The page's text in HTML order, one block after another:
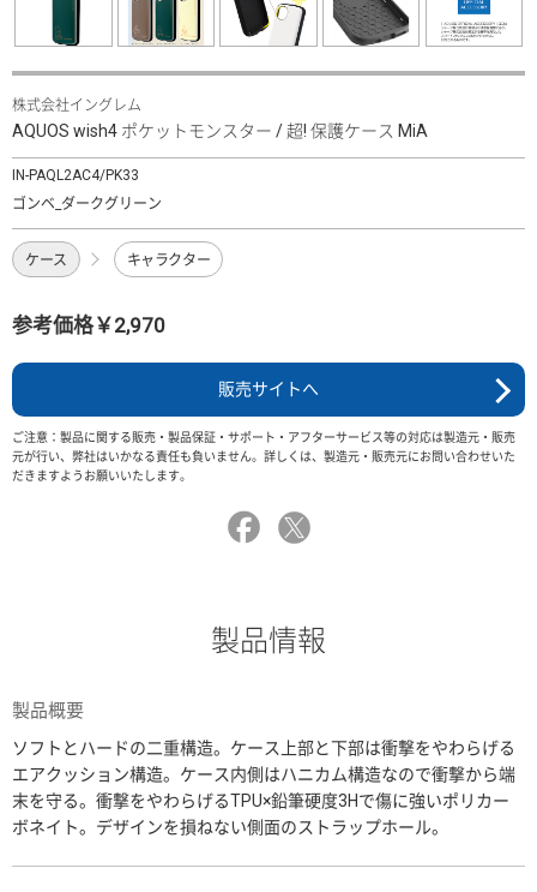
株式会社イングレム
AQUOS wish4 ポケットモンスター / 超! 保護ケース MiA
IN-PAQL2AC4/PK33
ゴンベ_ダークグリーン
ケース キャラクター
参考価格￥2,970
販売サイトへ
ご注意：製品に関する販売・製品保証・サポート・アフターサービス等の対応は製造元・販売
元が行い、弊社はいかなる責任も負いません。詳しくは、製造元・販売元にお問い合わせいた
だきますようお願いいたします。
製品情報
製品概要
ソフトとハードの二重構造。ケース上部と下部は衝撃をやわらげる
エアクッション構造。ケース内側はハニカム構造なので衝撃から端
末を守る。衝撃をやわらげるTPU×鉛筆硬度3Hで傷に強いポリカー
ボネイト。デザインを損ねない側面のストラップホール。